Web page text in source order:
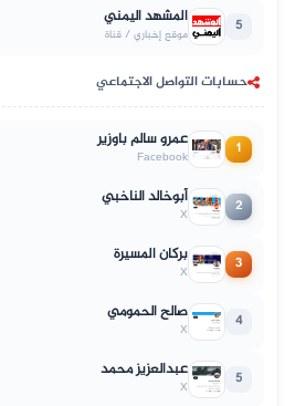
5 المشهد اليمني
موقع إخباري / قناة
حسابات التواصل الاجتماعي
1 عمرو سالم باوزير
Facebook
2 أبوخالد الناخبي
X
3 بركان المسيرة
X
4 صالح الحمومي
X
5 عبدالعزيز محمد
X